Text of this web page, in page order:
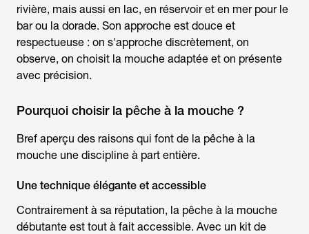
rivière, mais aussi en lac, en réservoir et en mer pour le
bar ou la dorade. Son approche est douce et
respectueuse : on s'approche discrètement, on
observe, on choisit la mouche adaptée et on présente
avec précision.
Pourquoi choisir la pêche à la mouche ?
Bref aperçu des raisons qui font de la pêche à la
mouche une discipline à part entière.
Une technique élégante et accessible
Contrairement à sa réputation, la pêche à la mouche
débutante est tout à fait accessible. Avec un kit de